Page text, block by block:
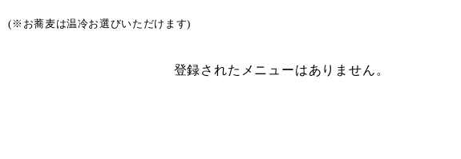
(※お蕎麦は温冷お選びいただけます)
登録されたメニューはありません。